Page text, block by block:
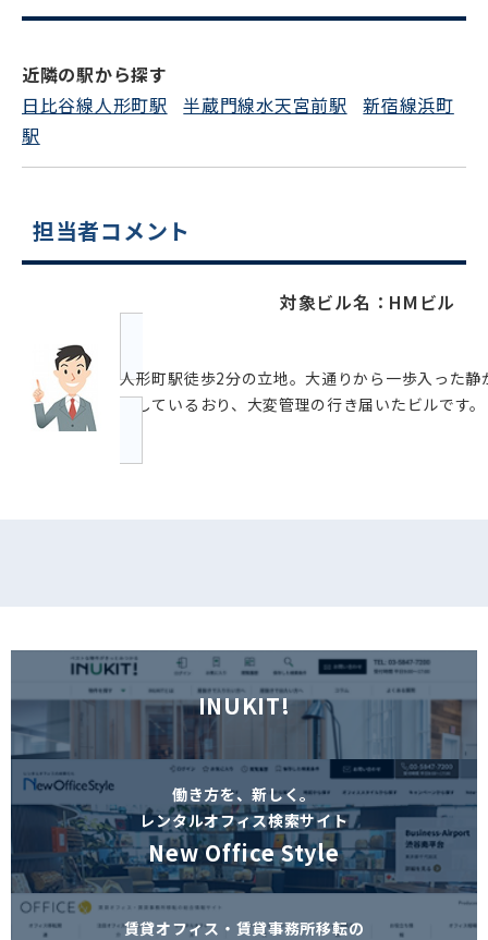
平日 9:00〜18:00
電話でお問い合わせ
近隣の駅から探す
日比谷線人形町駅
半蔵門線水天宮前駅
新宿線浜町
駅
担当者コメント
対象ビル名：HMビル
人形町駅徒歩2分の立地。大通りから一歩入った
りしているおり、大変管理の行き届いたビルです。
INUKIT!
働き方を、新しく。
レンタルオフィス検索サイト
New Office Style
賃貸オフィス・賃貸事務所移転の